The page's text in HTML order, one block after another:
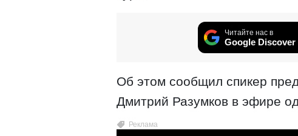
Читайте нас в
Google Discover
Об этом сообщил спикер
Дмитрий Разумков в эфире